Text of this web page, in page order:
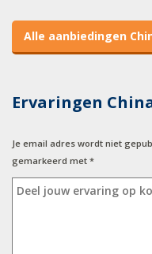
Alle aanbiedingen
Ervaringen
Je email adres wordt niet
gemarkeerd met *